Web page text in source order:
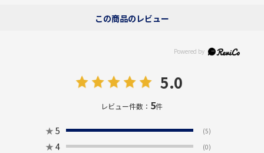
この商品のレビュー
5.0
レビュー件数： 5件
★ 5 (5)
★ 4 (0)